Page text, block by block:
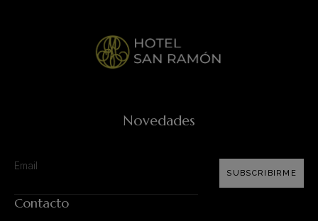
Novedades
SUBSCRIBIRME
Contacto